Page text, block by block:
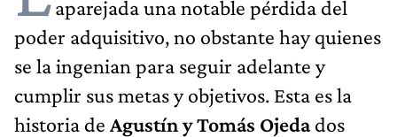
aparejada una notable pérdida del
poder adquisitivo, no obstante hay quienes
se la ingenian para seguir adelante y
cumplir sus metas y objetivos. Esta es la
historia de Agustín y Tomás Ojedados